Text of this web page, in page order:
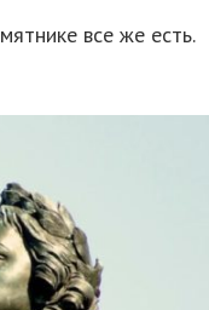
все же есть.